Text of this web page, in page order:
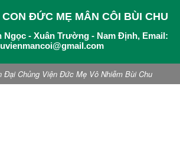
CON ĐỨC MẸ MÂN CÔI BÙI CHU
Ngọc - Xuân Trường - Nam Định, Email:
Đại Chủng Viện Đức Mẹ Vô Nhiễm Bùi Chu